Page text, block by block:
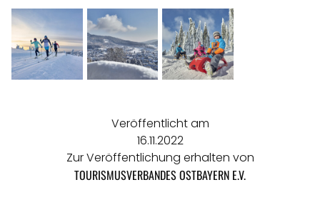
Veröffentlicht am
16.11.2022
Zur Veröffentlichung erhalten von
TOURISMUSVERBANDES OSTBAYERN E.V.